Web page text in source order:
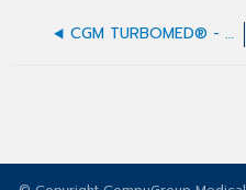
CGM TURBOMED® - Zweckbestimmung und Anwenderkreis